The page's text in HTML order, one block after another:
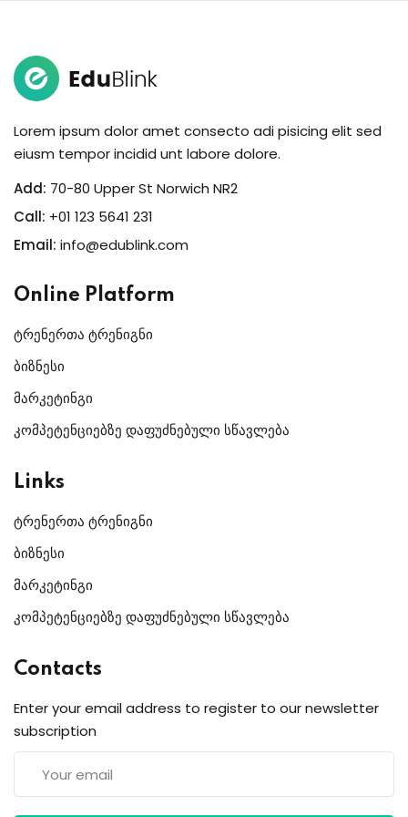
Lorem ipsum dolor amet consecto adi pisicing elit sed
eiusm tempor incidid unt labore dolore.
Add: 70-80 Upper St Norwich NR2
Call: +01 123 5641 231
Email: info@edublink.com
Online Platform
ტრენერთა ტრენიგნი
ბიზნესი
მარკეტინგი
კომპეტენციებზე დაფუძნებული სწავლება
Links
ტრენერთა ტრენიგნი
ბიზნესი
მარკეტინგი
კომპეტენციებზე დაფუძნებული სწავლება
Contacts
Enter your email address to register to our newsletter
subscription
Don’t have an account?Sign up